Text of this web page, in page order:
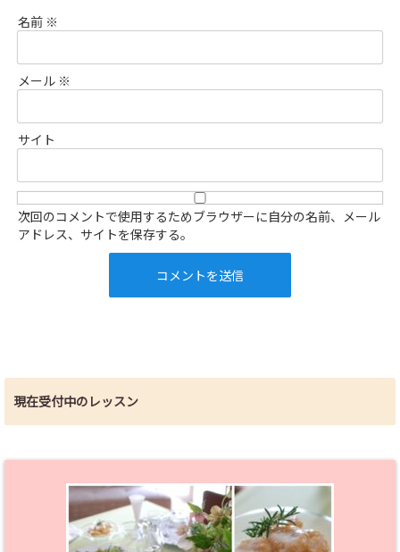
名前 ※
メール ※
サイト
次回のコメントで使用するためブラウザーに自分の名前、メール
アドレス、サイトを保存する。
現在受付中のレッスン